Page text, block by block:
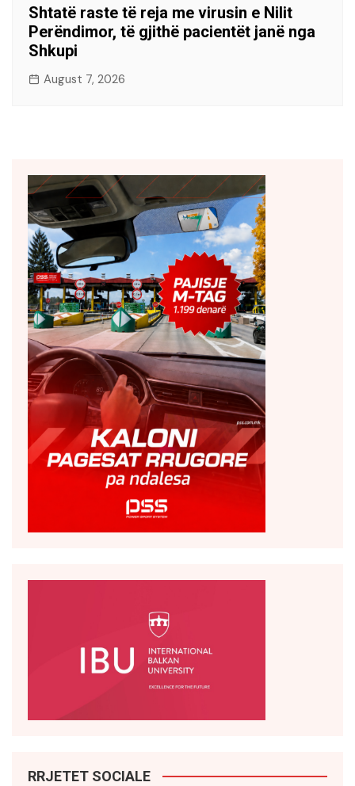
Shtatë raste të reja me virusin e Nilit
Perëndimor, të gjithë pacientët janë nga
Shkupi
August 7, 2026
RRJETET SOCIALE